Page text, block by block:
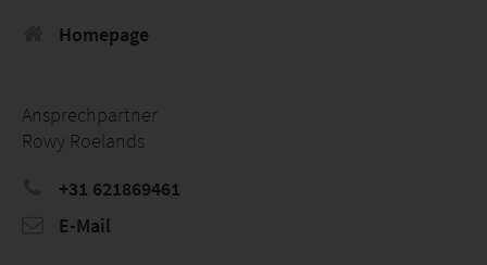
Homepage
Ansprechpartner
Rowy Roelands
+31 621869461
E-Mail